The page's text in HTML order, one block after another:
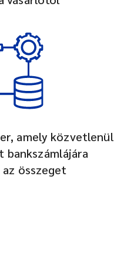
amely közvetlenül
összeget